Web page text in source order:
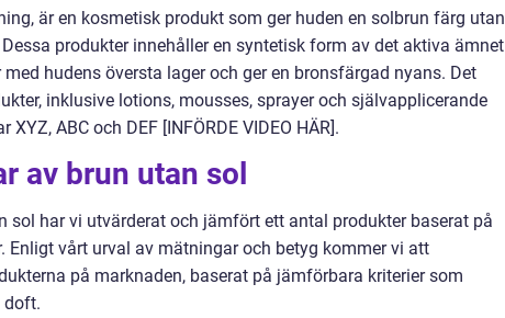
är en kosmetisk produkt som ger huden en solbrun färg utan
produkter innehåller en syntetisk form av det aktiva ämnet
hudens översta lager och ger en bronsfärgad nyans. Det
inklusive lotions, mousses, sprayer och självapplicerande
ABC och DEF [INFÖRDE VIDEO HÄR].
av brun utan sol
sol har vi utvärderat och jämfört ett antal produkter baserat på
Enligt vårt urval av mätningar och betyg kommer vi att
på marknaden, baserat på jämförbara kriterier som
doft.